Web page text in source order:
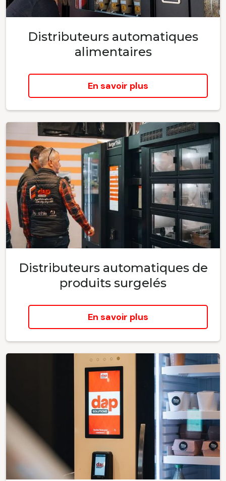
Distributeurs automatiques
alimentaires
En savoir plus
Distributeurs automatiques de
produits surgelés
En savoir plus